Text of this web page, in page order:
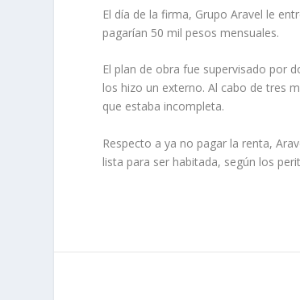
El día de la firma, Grupo Aravel le
pagarían 50 mil pesos mensuales.
El plan de obra fue supervisado por
los hizo un externo. Al cabo de tres
que estaba incompleta.
Respecto a ya no pagar la renta,
lista para ser habitada, según los